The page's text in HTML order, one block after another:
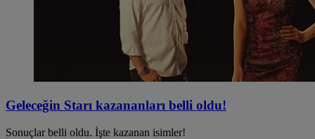
Geleceğin Starı kazananları belli oldu!
Sonuçlar belli oldu. İşte kazanan isimler!